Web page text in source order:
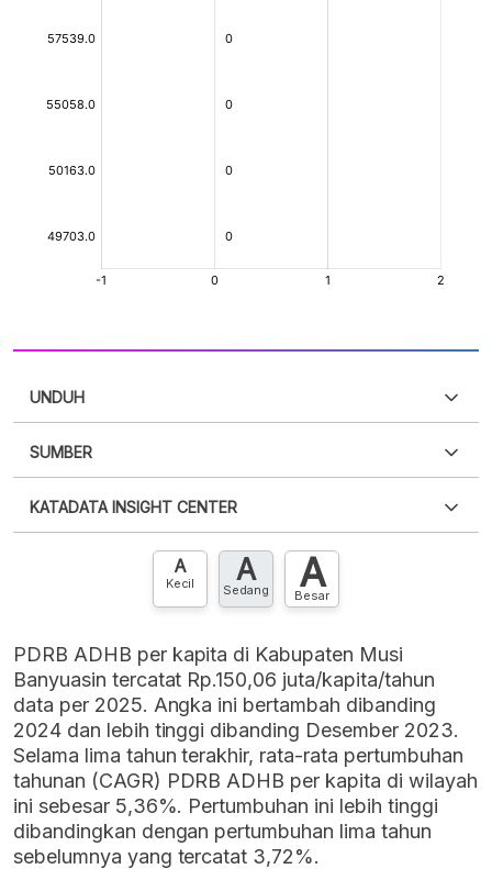
UNDUH
XLS
SUMBER
punya akun?Silakan Daftar sekarang
KATADATA INSIGHT CENTER
Hubungi sekarang »
A
Kecil A
Sedang A
Besar
PDRB ADHB per kapita di Kabupaten Musi
Banyuasin tercatat Rp.150,06 juta/kapita/tahun
data per 2025. Angka ini bertambah dibanding
2024 dan lebih tinggi dibanding Desember 2023.
Selama lima tahun terakhir, rata-rata pertumbuhan
tahunan (CAGR) PDRB ADHB per kapita di wilayah
ini sebesar 5,36%. Pertumbuhan ini lebih tinggi
dibandingkan dengan pertumbuhan lima tahun
sebelumnya yang tercatat 3,72%.